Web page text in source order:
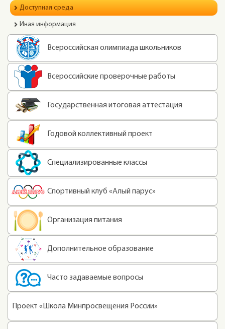
Доступная среда
Иная информация
Всероссийская олимпиада школьников
Всероссийские проверочные работы
Государственная итоговая аттестация
Годовой коллективный проект
Специализированные классы
Спортивный клуб «Алый парус»
Организация питания
Дополнительное образование
Часто задаваемые вопросы
Проект «Школа Минпросвещения России»